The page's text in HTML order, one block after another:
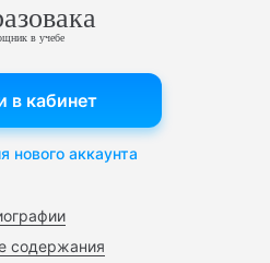
в учебе
содержания
в кабинет
нового аккаунта